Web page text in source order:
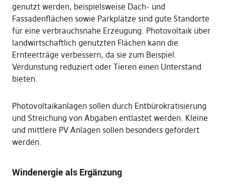
genutzt werden, beispielsweise Dach- und
Fassadenflächen sowie Parkplätze sind gute Standorte
für eine verbrauchsnahe Erzeugung. Photovoltaik über
landwirtschaftlich genutzten Flächen kann die
Ernteerträge verbessern, da sie zum Beispiel
Verdunstung reduziert oder Tieren einen Unterstand
bieten.
Photovoltaikanlagen sollen durch Entbürokratisierung
und Streichung von Abgaben entlastet werden. Kleine
und mittlere PV Anlagen sollen besonders gefördert
werden.
Windenergie als Ergänzung